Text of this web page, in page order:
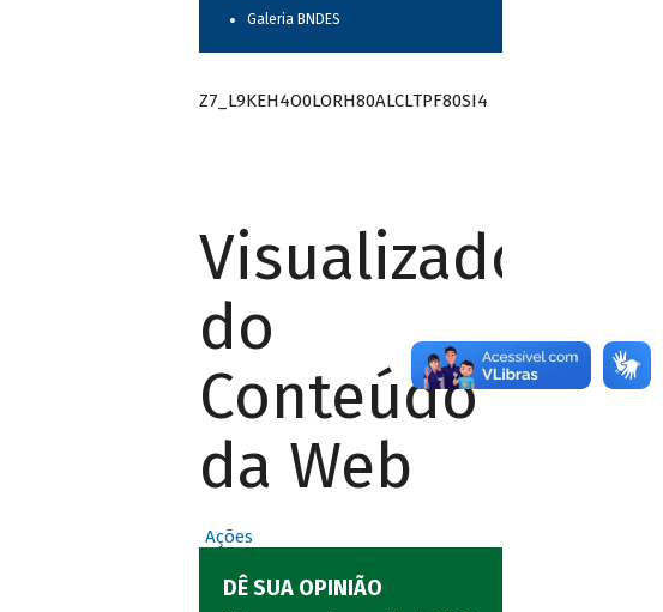
Galeria BNDES
Z7_L9KEH4O0LORH80ALCLTPF80SI4
Visualizador
do
Conteúdo
da Web
Ações
DÊ SUA OPINIÃO